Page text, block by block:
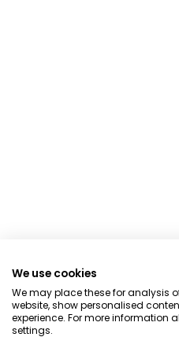
We use cookies
We may place these for analysis
website, show personalised
experience. For more information
settings.